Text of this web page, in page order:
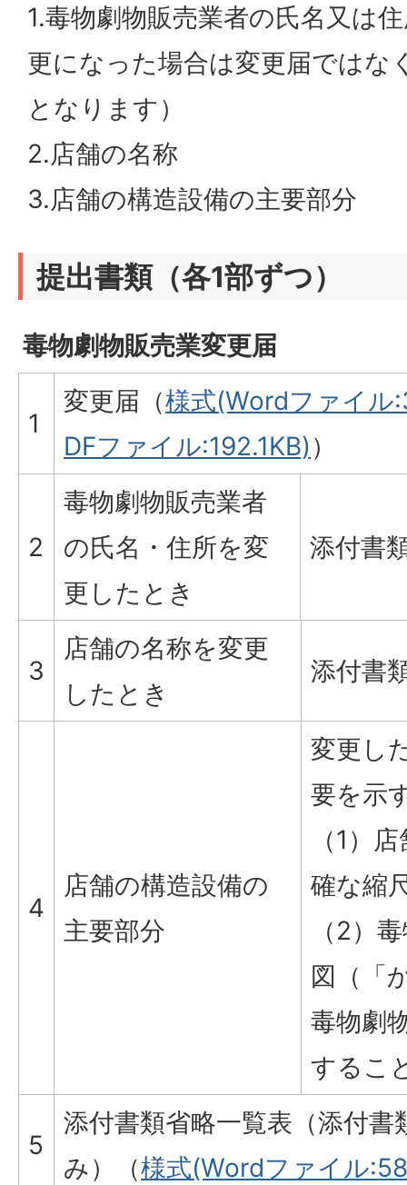
1.毒物劇物販売業者の氏名又は
更になった場合は変更届ではな
となります）
2.店舗の名称
3.店舗の構造設備の主要部分
提出書類（各1部ずつ）
毒物劇物販売業変更届
1
変更届（様式(Wordファイル
DFファイル:192.1KB)）
2
毒物劇物販売業者
の氏名・住所を変
更したとき
添付書
3
店舗の名称を変更
したとき
添付書
4
店舗の構造設備の
主要部分
変更し
要を示
（1）
確な縮
（2）
図（「
毒物劇
するこ
5
添付書類省略一覧表（添付
み）（様式(Wordファイル